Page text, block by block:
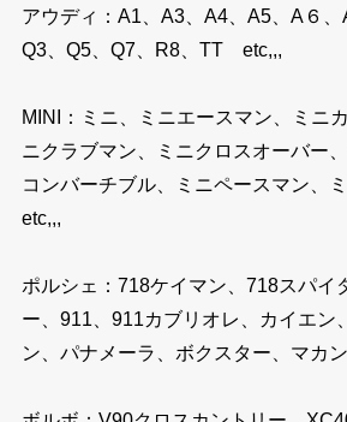
アウディ：A1、A3、A4、A5、A６、
Q3、Q5、Q7、R8、TT etc,,,
MINI：ミニ、ミニエースマン、ミニ
ニクラブマン、ミニクロスオーバー
コンバーチブル、ミニペースマン、
etc,,,
ポルシェ：718ケイマン、718スパイ
ー、911、911カブリオレ、カイエン
ン、パナメーラ、ボクスター、マカ